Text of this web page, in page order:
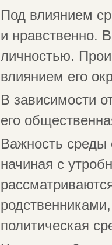
Под влиянием
и нравственно.
личностью.
влиянием его
В зависимости
его
Важность среды
начиная с
политическая